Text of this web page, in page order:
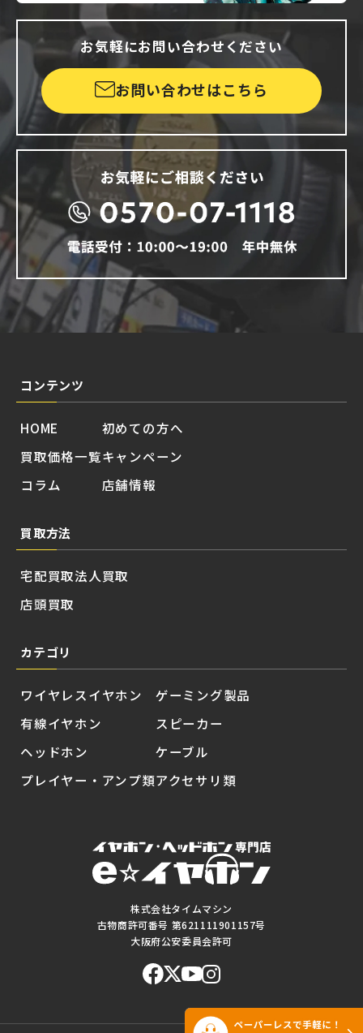
お気軽にお問い合わせください
お問い合わせはこちら
株式会社タイムマシン
古物商許可番号 第621111901157号
大阪府公安委員会許可
コンテンツ
HOME
買取価格一覧
コラム
初めての方へ
キャンペーン
店舗情報
買取方法
宅配買取
店頭買取
法人買取
カテゴリ
ワイヤレスイヤホン
有線イヤホン
ヘッドホン
プレイヤー・アンプ類
ゲーミング製品
スピーカー
ケーブル
アクセサリ類